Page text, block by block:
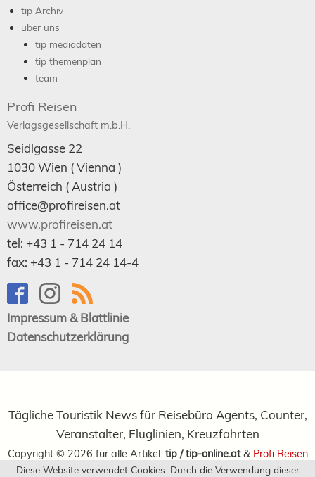
Diese Website verwendet Cookies. Durch die Verwendung dieser
tip Archiv
über uns
tip mediadaten
tip themenplan
team
Profi Reisen
Verlagsgesellschaft m.b.H.
Seidlgasse 22
1030Wien ( Vienna )
Österreich ( Austria )
office@profireisen.at
www.profireisen.at
tel: +43 1 - 714 24 14
fax: +43 1 - 714 24 14-4
Impressum & Blattlinie
Datenschutzerklärung
Tägliche Touristik News für Reisebüro Agents, Counter,
Veranstalter, Fluglinien, Kreuzfahrten
Copyright © 2026 für alle Artikel: tip / tip-online.at& Profi Reisen
Verlagsgesellschaft m.b.H.